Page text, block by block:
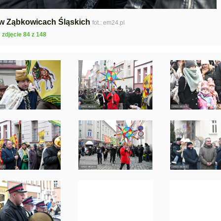
Ząbkowicach Śląskich fot.: em24.pl
zdjęcie 84 z 148